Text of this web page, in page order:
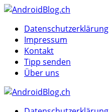
Menu
MenuDatenschutzerklärung
Impressum
Kontakt
Tipp senden
Über uns